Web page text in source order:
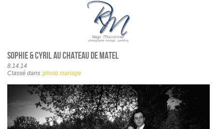
Sophie & Cyril au chateau de Matel
8.14.14
Classé dans :photo mariage